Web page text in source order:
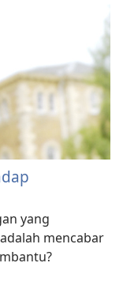
yang
mencabar